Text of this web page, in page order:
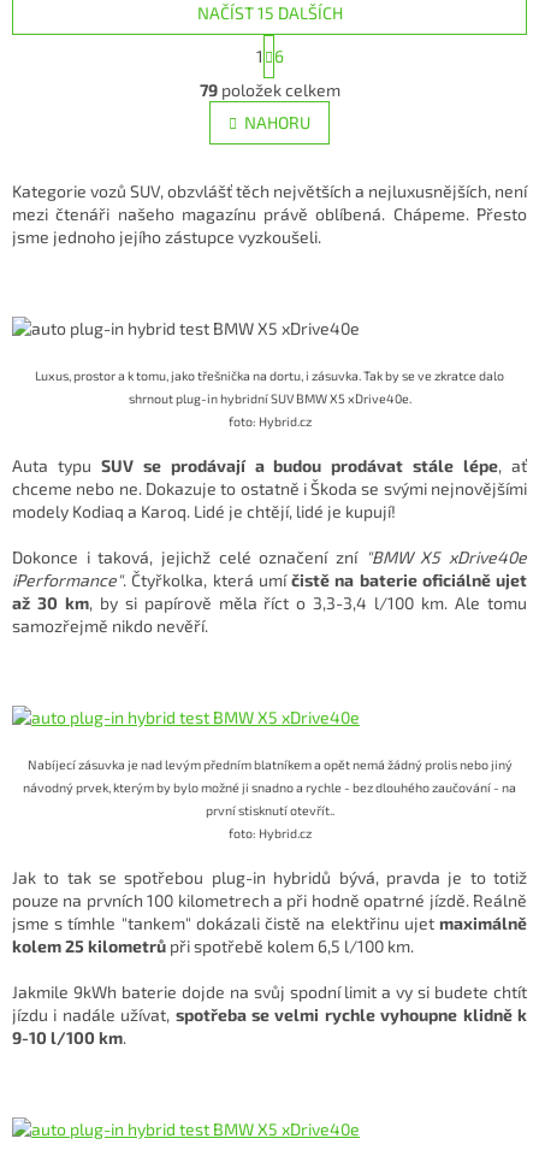
hvězdiček.
O
v
l
á
a
c
í
k
v
ý
p
s
u
NAČÍST 15 DALŠÍCH
S
t
r
á
n
k
v
á
n
í
1
6
79položek celkem
NAHORU
Kategorie vozů SUV, obzvlášť těch největších a nejluxusnějších, není
mezi čtenáři našeho magazínu právě oblíbená. Chápeme. Přesto
jsme jednoho jejího zástupce vyzkoušeli.
Luxus, prostor a k tomu, jako třešnička na dortu, i zásuvka. Tak by se ve zkratce dalo
shrnout plug-in hybridní SUV BMW X5 xDrive40e.
foto: Hybrid.cz
Auta typu SUV se prodávají a budou prodávat stále lépe, ať
chceme nebo ne. Dokazuje to ostatně i Škoda se svými nejnovějšími
modely Kodiaq a Karoq. Lidé je chtějí, lidé je kupují!
Dokonce i taková, jejichž celé označení zní "BMW X5 xDrive40e
iPerformance". Čtyřkolka, která umíčistě na baterie oficiálně ujet
až 30 km, by si papírově měla říct o 3,3-3,4 l/100 km. Ale tomu
samozřejmě nikdo nevěří.
Nabíjecí zásuvka je nad levým předním blatníkem a opět nemá žádný prolis nebo jiný
návodný prvek, kterým by bylo možné ji snadno a rychle - bez dlouhého zaučování - na
první stisknutí otevřít..
foto: Hybrid.cz
Jak to tak se spotřebou plug-in hybridů bývá, pravda je to totiž
pouze na prvních 100 kilometrech a při hodně opatrné jízdě. Reálně
jsme s tímhle "tankem" dokázali čistě na elektřinu ujet maximálně
kolem 25 kilometrů při spotřebě kolem 6,5 l/100 km.
Jakmile 9kWh baterie dojde na svůj spodní limit a vy si budete chtít
jízdu i nadále užívat, spotřeba se velmi rychle vyhoupne klidně k
9-10 l/100 km.